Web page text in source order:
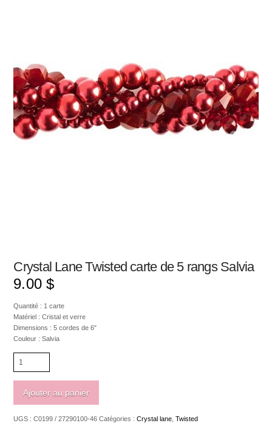
Crystal Lane Twisted carte de 5 rangs Salvia
9.00 $
Quantité : 1 carte
Matériel : Cristal et verre
Dimensions : 5 cordes de 6″
Couleur : Salvia
Crystal
Lane
de
Ajouter au panier
UGS :C0199 / 27290100-46 Catégories :Crystal lane ,Twisted